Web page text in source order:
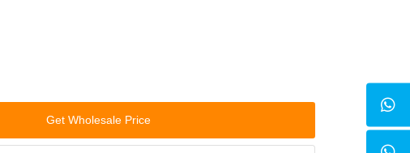
Get Wholesale Price